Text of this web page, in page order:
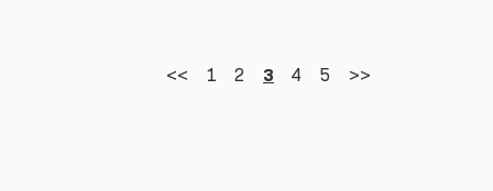
<< 1 2 3 4 5 >>